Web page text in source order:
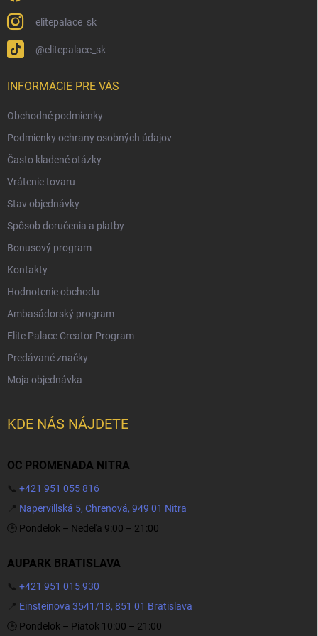
elitepalace_sk
@elitepalace_sk
INFORMÁCIE PRE VÁS
Obchodné podmienky
Podmienky ochrany osobných údajov
Často kladené otázky
Vrátenie tovaru
Stav objednávky
Spôsob doručenia a platby
Bonusový program
Kontakty
Hodnotenie obchodu
Ambasádorský program
Elite Palace Creator Program
Predávané značky
Moja objednávka
KDE NÁS NÁJDETE
OC PROMENADA NITRA
📞 +421 951 055 816
📍 Napervillská 5, Chrenová, 949 01 Nitra
🕒 Pondelok – Nedeľa 9:00 – 21:00
AUPARK BRATISLAVA
📞 +421 951 015 930
📍 Einsteinova 3541/18, 851 01 Bratislava
🕒 Pondelok – Piatok 10:00 – 21:00